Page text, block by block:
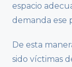
espacio
demanda ese
De esta
sido víctimas